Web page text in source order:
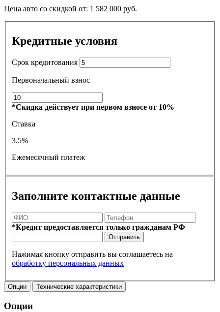
Цена авто со скидкой от: 1 582 000 руб.
Кредитные условия
Срок кредитования
Первоначальный взнос
*Скидка действует при первом взносе от 10%
Ставка
3.5%
Ежемесячный платеж
Заполните контактные данные
*Кредит предоставляется только гражданам РФ
Отправить
Нажимая кнопку отправить вы соглашаетесь на
обработку персональных данных
Опции Технические характеристики
Опции